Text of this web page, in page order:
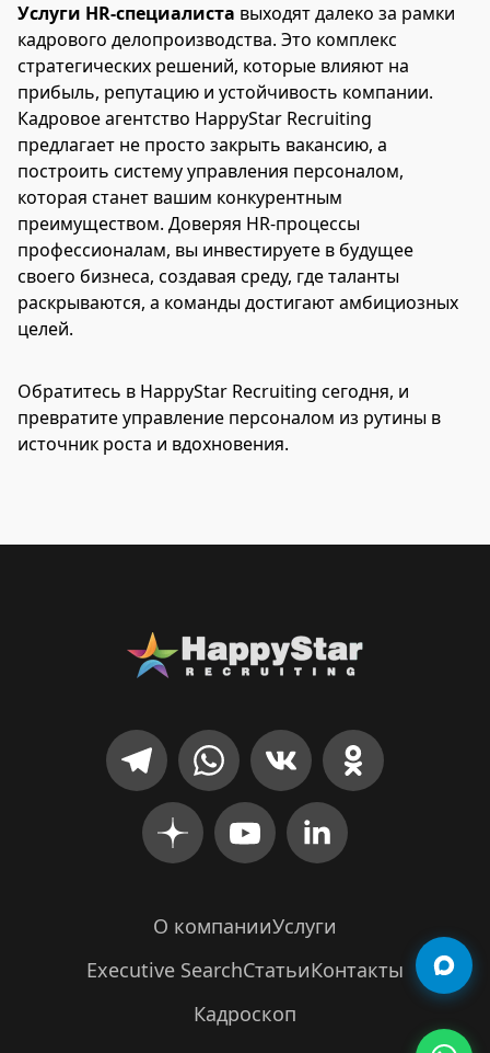
Услуги HR-специалиста выходят далеко за рамки
кадрового делопроизводства. Это комплекс
стратегических решений, которые влияют на
прибыль, репутацию и устойчивость компании.
Кадровое агентство HappyStar Recruiting
предлагает не просто закрыть вакансию, а
построить систему управления персоналом,
которая станет вашим конкурентным
преимуществом. Доверяя HR-процессы
профессионалам, вы инвестируете в будущее
своего бизнеса, создавая среду, где таланты
раскрываются, а команды достигают амбициозных
целей.
Обратитесь в HappyStar Recruiting сегодня, и
превратите управление персоналом из рутины в
источник роста и вдохновения.
О компанииУслуги
Executive SearchСтатьиКонтакты
Кадроскоп